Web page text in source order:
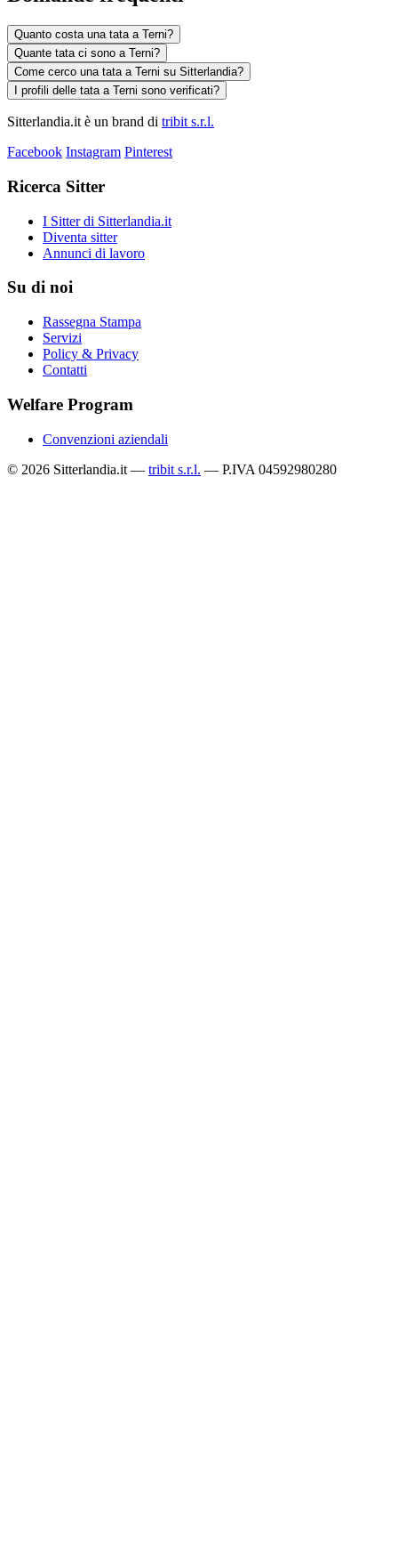
Quanto costa una tata a Terni?
Quante tata ci sono a Terni?
Come cerco una tata a Terni su Sitterlandia?
I profili delle tata a Terni sono verificati?
Sitterlandia.it è un brand di tribit s.r.l.
Facebook Instagram Pinterest
Ricerca Sitter
I Sitter di Sitterlandia.it
Diventa sitter
Annunci di lavoro
Su di noi
Rassegna Stampa
Servizi
Policy & Privacy
Contatti
Welfare Program
Convenzioni aziendali
© 2026 Sitterlandia.it — tribit s.r.l. — P.IVA 04592980280